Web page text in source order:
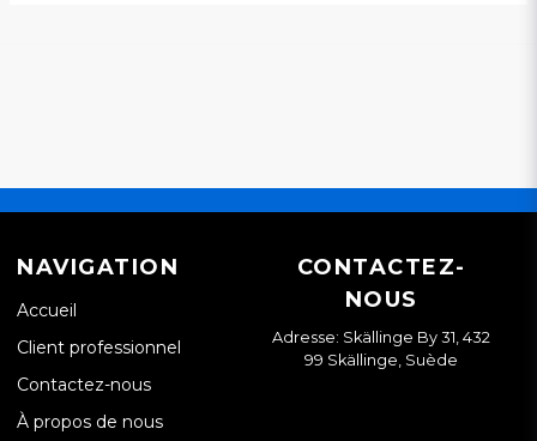
NAVIGATION
Accueil
Client professionnel
Contactez-nous
À propos de nous
CONTACTEZ-
NOUS
Adresse: Skällinge By 31, 432
99 Skällinge, Suède